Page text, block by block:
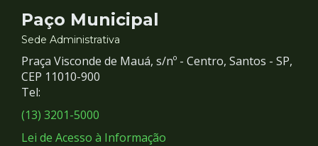
Contato
e
Redes
Sociais
Paço Municipal
Sede Administrativa
Praça Visconde de Mauá, s/nº - Centro, Santos - SP,
CEP 11010-900
Tel:
(13) 3201-5000
Lei de Acesso à Informação